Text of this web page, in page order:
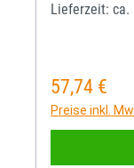
Lieferzeit: ca.
Regulärer
57,74 €
Preise inkl.